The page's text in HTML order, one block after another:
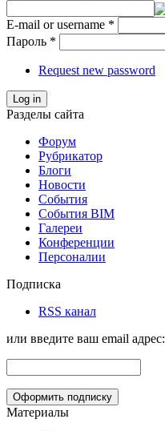
E-mail or username *
Пароль *
Request new password
Log in
Разделы сайта
Форум
Рубрикатор
Блоги
Новости
События
События BIM
Галереи
Конференции
Персоналии
Подписка
RSS канал
или введите ваш email адрес:
Материалы